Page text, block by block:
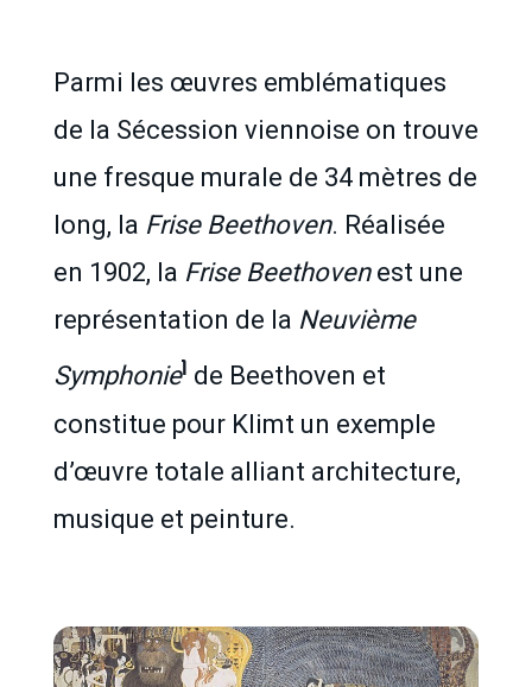
Parmi les œuvres emblématiques
de la Sécession viennoise on trouve
une fresque murale de 34 mètres de
long, la Frise Beethoven. Réalisée
en 1902, la Frise Beethovenest une
représentation de la Neuvième
Symphonie1 de Beethoven et
constitue pour Klimt un exemple
d’œuvre totale alliant architecture,
musique et peinture.